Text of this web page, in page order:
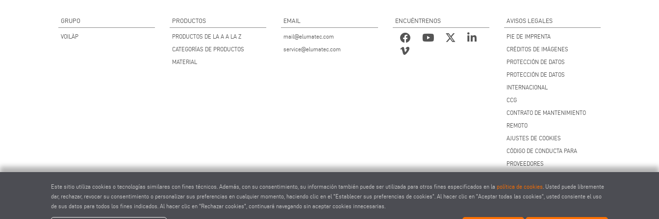
GRUPO
VOILÀP
PRODUCTOS
PRODUCTOS DE LA A A LA Z
CATEGORÍAS DE PRODUCTOS
MATERIAL
EMAIL
mail@elumatec.com
service@elumatec.com
ENCUÉNTRENOS AVISOS LEGALES
PIE DE IMPRENTA
CRÉDITOS DE IMÁGENES
PROTECCIÓN DE DATOS
PROTECCIÓN DE DATOS
INTERNACIONAL
CCG
CONTRATO DE MANTENIMIENTO
REMOTO
AJUSTES DE COOKIES
CÓDIGO DE CONDUCTA PARA
PROVEEDORES
Este sitio utiliza cookies o tecnologías similares con fines técnicos. Además, con su consentimiento, su información también puede ser utilizada para otros fines especificados en la política de cookies . Usted puede libremente
dar, rechazar, revocar su consentimiento o personalizar sus preferencias en cualquier momento, haciendo clic en el "Establecer sus preferencias de cookies". Al hacer clic en "Aceptar todas las cookies", usted consiente el uso
de sus datos para todos los fines indicados. Al hacer clic en "Rechazar cookies", continuará navegando sin aceptar cookies innecesarias.